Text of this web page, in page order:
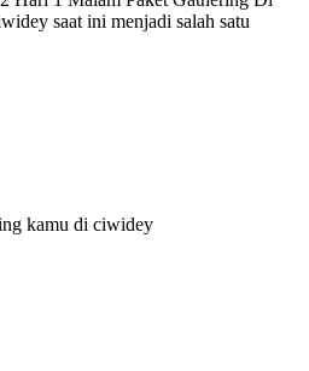
saat ini menjadi salah satu
kamu di ciwidey